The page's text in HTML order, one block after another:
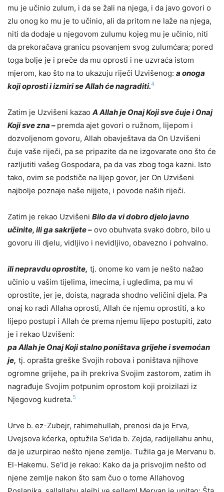
mu je učinio zulum, i da se žali na njega, i da javo govori o
zlu onog ko mu je to učinio, ali da pritom ne laže na njega,
niti da dodaje u njegovom zulumu kojeg mu je učinio, niti
da prekoračava granicu psovanjem svog zulumćara; pored
toga bolje je i preče da mu oprosti i ne uzvraća istom
mjerom, kao što na to ukazuju riječi Uzvišenog: a onoga
koji oprosti i izmiri se Allah će nagraditi.4
Zatim je Uzvišeni kazao A Allah je Onaj Koji sve čuje i Onaj
Koji sve zna – premda ajet govori o ružnom, lijepom i
dozvoljenom govoru, Allah obavještava da On Uzvišeni
čuje vaše riječi, pa se pripazite da ne izgovarate ono što će
razljutiti vašeg Gospodara, pa da vas zbog toga kazni. Isto
tako, ovim se podstiče na lijep govor, jer On Uzvišeni
najbolje poznaje naše nijjete, i povode naših riječi.
Zatim je rekao Uzvišeni Bilo da vi dobro djelo javno
učinite, ili ga sakrijete – ovo obuhvata svako dobro, bilo u
govoru ili djelu, vidljivo i nevidljivo, obavezno i pohvalno.
ili nepravdu oprostite, tj. onome ko vam je nešto nažao
učinio u vašim tijelima, imecima, i ugledima, pa mu vi
oprostite, jer je, doista, nagrada shodno veličini djela. Pa
onaj ko radi Allaha oprosti, Allah će njemu oprostiti, a ko
lijepo postupi i Allah će prema njemu lijepo postupiti, zato
je i rekao Uzvišeni:
pa Allah je Onaj Koji stalno poništava grijehe i svemoćan
je, tj. oprašta greške Svojih robova i poništava njihove
ogromne grijehe, pa ih prekriva Svojim zastorom, zatim ih
nagrađuje Svojim potpunim oprostom koji proizilazi iz
Njegovog kudreta.5
Urve b. ez-Zubejr, rahimehullah, prenosi da je Erva,
Uvejsova kćerka, optužila Se'ida b. Zejda, radijellahu anhu,
da je uzurpirao nešto njene zemlje. Tužila ga je Mervanu b.
El-Hakemu. Se'id je rekao: Kako da ja prisvojim nešto od
njene zemlje nakon što sam čuo o tome Allahovog